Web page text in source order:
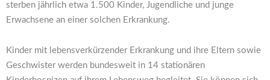
sterben jährlich etwa 1.500 Kinder, Jugendliche und junge
Erwachsene an einer solchen Erkrankung.
Kinder mit lebensverkürzender Erkrankung und ihre Eltern sowie
Geschwister werden bundesweit in 14 stationären